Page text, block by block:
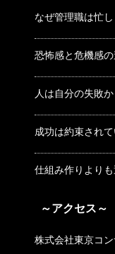
なぜ管理職は忙
恐怖感と危機感
人は自分の失敗
成功は約束され
仕組み作りより
～アクセス～
株式会社東京コ